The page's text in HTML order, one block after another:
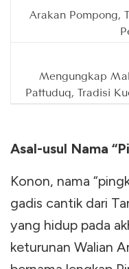
Arakan Pompong,
Mengungkap
Pattuduq, Tradisi
Asal-usul Nama
Konon, nama
gadis cantik dari
yang hidup pada
keturunan Walian